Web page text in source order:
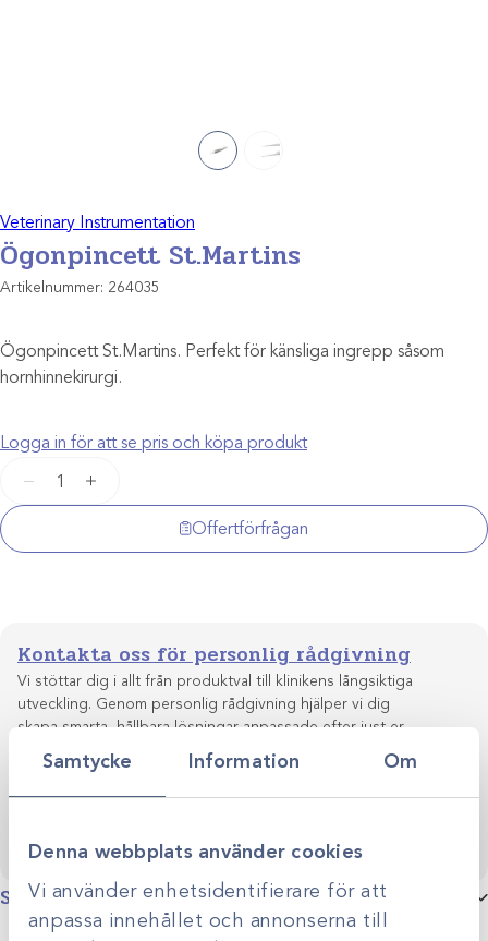
Samtycke Information Om
Denna webbplats använder cookies
Vi använder enhetsidentifierare för att
anpassa innehållet och annonserna till
Veterinary Instrumentation
Ögonpincett St.Martins
Artikelnummer: 264035
Ögonpincett St.Martins. Perfekt för känsliga ingrepp såsom
hornhinnekirurgi.
Logga in för att se pris och köpa produkt
Ögonpincett
mängd
+
Offertförfrågan
Specifikationer
Kontakta oss för personlig rådgivning
Vi stöttar dig i allt från produktval till klinikens långsiktiga
utveckling. Genom personlig rådgivning hjälper vi dig
skapa smarta, hållbara lösningar anpassade efter just er
verksamhet.